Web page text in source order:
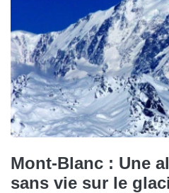
Mont-Blanc : Une
sans vie sur le